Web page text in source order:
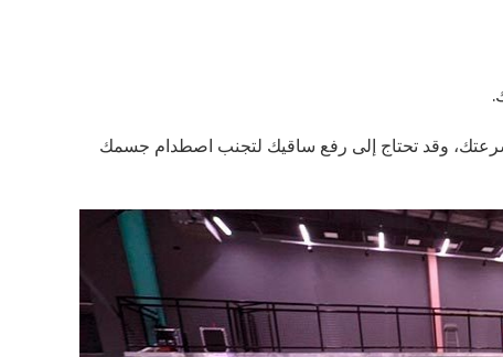
سرعتك، وقد تحتاج إلى رفع ساقيك لتجنب اصطدام جسمك